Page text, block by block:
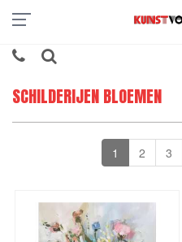
SCHILDERIJEN BLOEMEN
1 2 3